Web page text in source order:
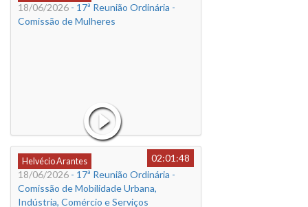
18/06/2026 - 17ª Reunião Ordinária -
Comissão de Mulheres
Helvécio Arantes
02:01:48
18/06/2026 - 17ª Reunião Ordinária -
Comissão de Mobilidade Urbana,
Indústria, Comércio e Serviços